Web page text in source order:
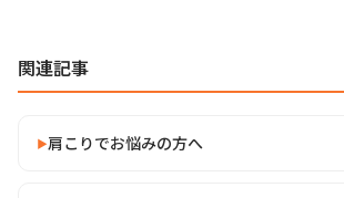
関連記事
肩こりでお悩みの方へ